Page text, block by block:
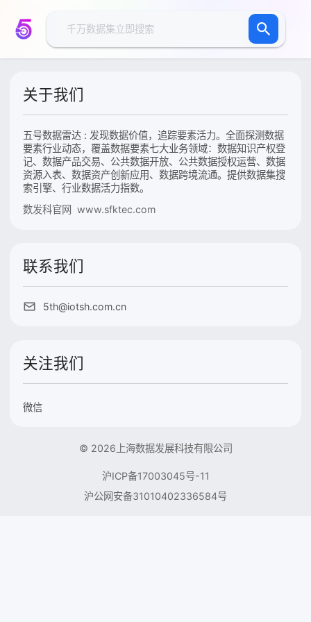
关于我们
五号数据雷达 : 发现数据价值，追踪要素活力。全面探测数据
要素行业动态，覆盖数据要素七大业务领域：数据知识产权登
记、数据产品交易、公共数据开放、公共数据授权运营、数据
资源入表、数据资产创新应用、数据跨境流通。提供数据集搜
索引擎、行业数据活力指数。
数发科官网 www.sfktec.com
联系我们
5th@iotsh.com.cn
关注我们
微信
© 2026上海数据发展科技有限公司
沪ICP备17003045号-11
沪公网安备31010402336584号